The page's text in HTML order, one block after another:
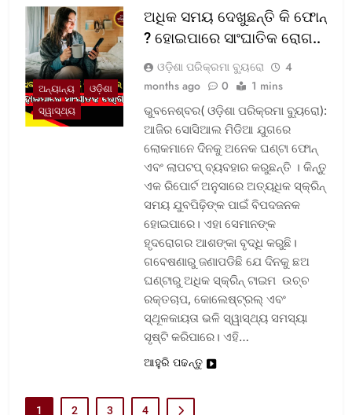
ଅନ୍ୟାନ୍ୟ
ଓଡ଼ିଶା
ସ୍ୱାସ୍ଥ୍ୟ
ଅଧିକ ସମୟ ଦେଖୁଛନ୍ତି କି ଫୋନ୍
? ହୋଇପାରେ ସାଂଘାତିକ ରୋଗ..
ଓଡ଼ିଶା ପରିକ୍ରମା ବ୍ୟୁରୋ
4
months ago
0 1 mins
ଭୁବନେଶ୍ବର( ଓଡ଼ିଶା ପରିକ୍ରମା ବ୍ୟୁରୋ):
ଆଜିର ସୋସିଆଲ ମିଡିଆ ଯୁଗରେ
ଲୋକମାନେ ଦିନକୁ ଅନେକ ଘଣ୍ଟା ଫୋନ୍
ଏବଂ ଲାପଟପ୍ ବ୍ୟବହାର କରୁଛନ୍ତି । କିନ୍ତୁ
ଏକ ରିପୋର୍ଟ ଅନୁସାରେ ଅତ୍ୟଧିକ ସ୍କ୍ରିନ୍
ସମୟ ଯୁବପିଢ଼ିଙ୍କ ପାଇଁ ବିପଦଜନକ
ହୋଇପାରେ। ଏହା ସେମାନଙ୍କ
ହୃଦରୋଗର ଆଶଙ୍କା ବୃଦ୍ଧି କରୁଛି।
ଗବେଷଣାରୁ ଜଣାପଡିଛି ଯେ ଦିନକୁ ଛଅ
ଘଣ୍ଟାରୁ ଅଧିକ ସ୍କ୍ରିନ୍ ଟାଇମ ଉଚ୍ଚ
ରକ୍ତଚାପ, କୋଲେଷ୍ଟ୍ରଲ୍ ଏବଂ
ସ୍ଥୂଳକାୟତା ଭଳି ସ୍ୱାସ୍ଥ୍ୟ ସମସ୍ୟା
ସୃଷ୍ଟି କରିପାରେ। ଏହି…
ଆହୁରି ପଢନ୍ତୁ
1 2 3 4